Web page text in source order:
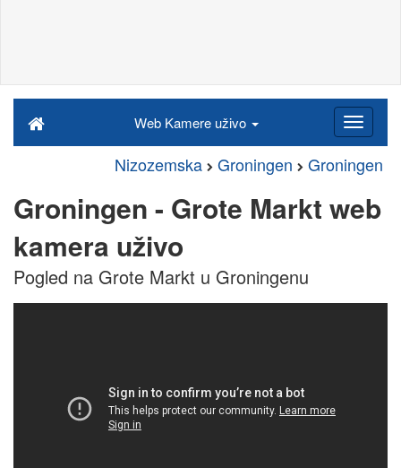
Web Kamere uživo
Nizozemska Groningen Groningen
Groningen - Grote Markt web
kamera uživo
Pogled na Grote Markt u Groningenu